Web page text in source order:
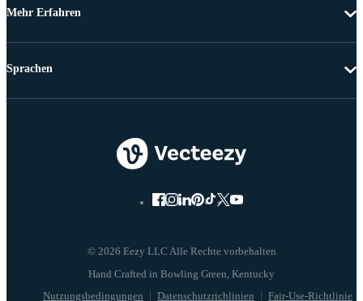
Mehr Erfahren
© 2026 Eezy LLC Alle Rechte vorbehalten
Nutzungsbedingungen Datenschutzrichlinien Fair-Use-Richtlinie
Sprachen